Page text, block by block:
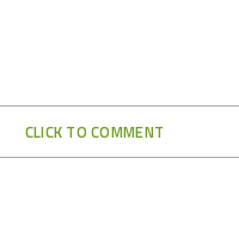
CLICK TO COMMENT